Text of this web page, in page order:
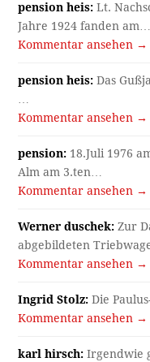
pension heis: Lt.
Jahre 1924 fanden am…
Kommentar ansehen →
pension heis: Das
Kommentar ansehen →
pension: 18.Juli 1976
Alm am 3.ten…
Kommentar ansehen →
Werner duschek: Zur
abgebildeten
Kommentar ansehen →
Ingrid Stolz: Die
Kommentar ansehen →
karl hirsch: Irgendwie